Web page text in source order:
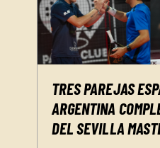
TRES PAREJAS
ARGENTINA
DEL SEVILLA